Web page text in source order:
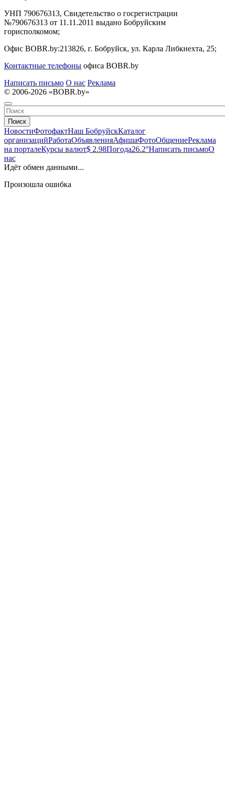
УНП 790676313, Свидетельство о госрегистрации
№790676313 от 11.11.2011 выдано Бобруйским
горисполкомом;
Офис BOBR.by:213826, г. Бобруйск, ул. Карла Либкнехта, 25;
Контактные телефоны офиса BOBR.by
Написать письмо О нас Реклама
© 2006-2026 «BOBR.by»
Поиск
НовостиФотофактНаш БобруйскКаталог
организацийРаботаОбъявленияАфишаФотоОбщениеРеклама
на порталеКурсы валют$ 2.98Погода26.2°Написать письмоО
нас
Идёт обмен данными...
Произошла ошибка